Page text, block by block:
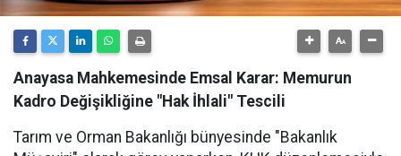
Anayasa Mahkemesinde Emsal Karar: Memurun
Kadro Değişikliğine "Hak İhlali" Tescili
Tarım ve Orman Bakanlığı bünyesinde "Bakanlık